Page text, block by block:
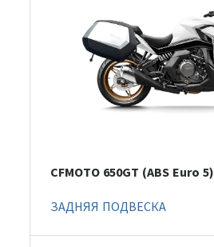
CFMOTO 650GT (ABS Euro 5)
ЗАДНЯЯ ПОДВЕСКА